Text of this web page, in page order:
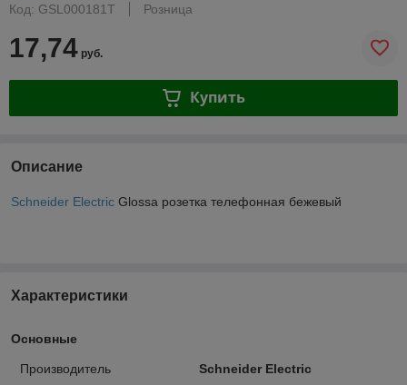
Код: GSL000181T
Розница
17,74 руб.
Купить
Описание
Schneider Electric Glossa розетка телефонная бежевый
Характеристики
Основные
Производитель
Schneider Electric